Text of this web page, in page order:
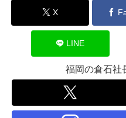
X
LINE
福岡の倉石社